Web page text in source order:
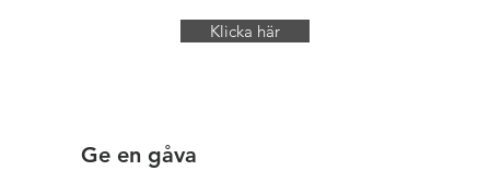
Klicka här
Ge en gåva